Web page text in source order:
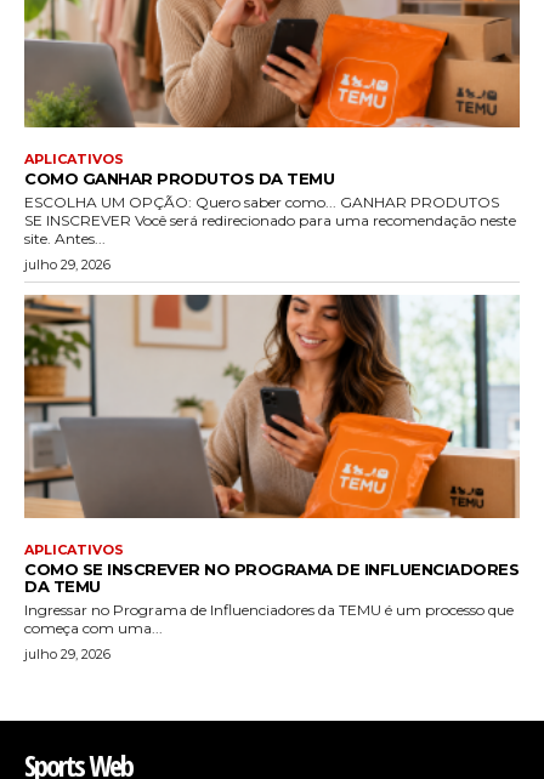
APLICATIVOS
COMO GANHAR PRODUTOS DA TEMU
ESCOLHA UM OPÇÃO: Quero saber como... GANHAR PRODUTOS
SE INSCREVER Você será redirecionado para uma recomendação neste
site. Antes...
julho 29, 2026
APLICATIVOS
COMO SE INSCREVER NO PROGRAMA DE INFLUENCIADORES
DA TEMU
Ingressar no Programa de Influenciadores da TEMU é um processo que
começa com uma...
julho 29, 2026
Sports Web